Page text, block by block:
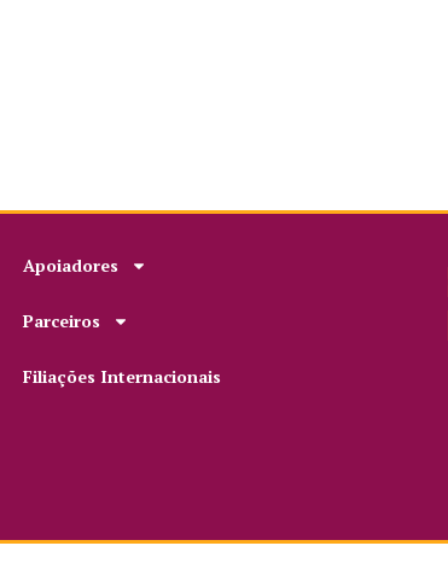
Apoiadores
Parceiros
Filiações Internacionais